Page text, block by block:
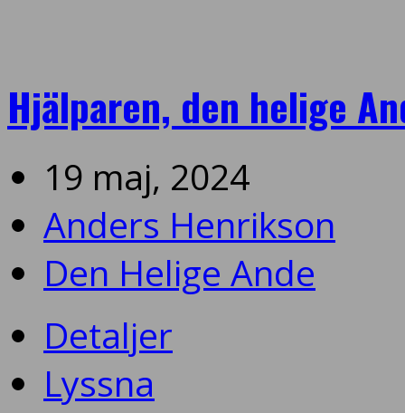
Hjälparen, den helige
19 maj, 2024
Anders Henrikson
Den Helige Ande
Detaljer
Lyssna